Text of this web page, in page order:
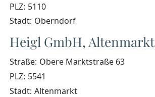
PLZ: 5110
Stadt: Oberndorf
Heigl GmbH, Altenmarkt
Straße: Obere Marktstraße 63
PLZ: 5541
Stadt: Altenmarkt